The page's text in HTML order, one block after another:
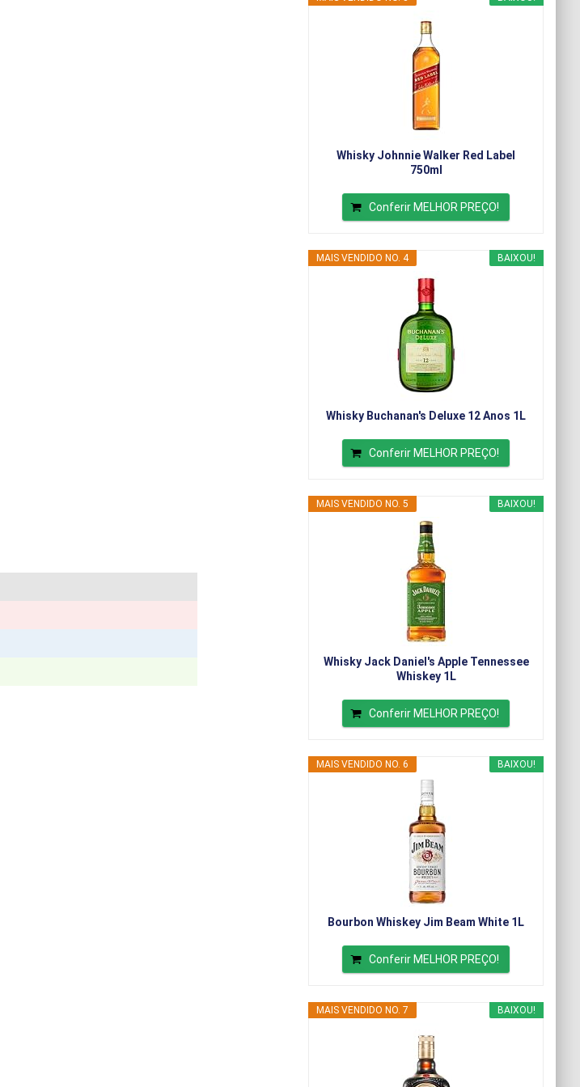
Whisky Johnnie Walker Red Label
750ml
Conferir MELHOR PREÇO!
BAIXOU!
MAIS VENDIDO NO. 4
Whisky Buchanan's Deluxe 12 Anos 1L
Conferir MELHOR PREÇO!
BAIXOU!
MAIS VENDIDO NO. 5
Whisky Jack Daniel's Apple Tennessee
Whiskey 1L
Conferir MELHOR PREÇO!
BAIXOU!
MAIS VENDIDO NO. 6
Bourbon Whiskey Jim Beam White 1L
Conferir MELHOR PREÇO!
BAIXOU!
MAIS VENDIDO NO. 7